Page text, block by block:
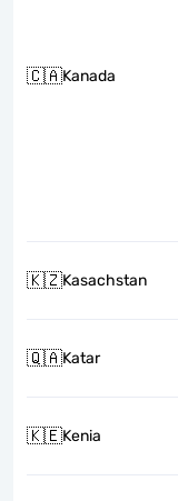
🇨🇦Kanada
🇰🇿Kasachstan
🇶🇦Katar
🇰🇪Kenia